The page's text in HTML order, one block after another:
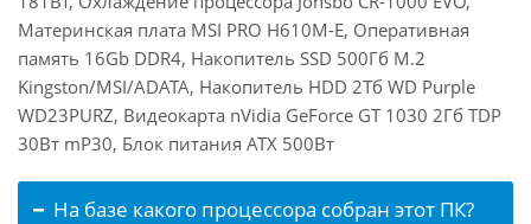
Материнская плата MSI PRO H610M-E, Оперативная
память 16Gb DDR4, Накопитель SSD 500Гб M.2
Kingston/MSI/ADATA, Накопитель HDD 2Тб WD Purple
WD23PURZ, Видеокарта nVidia GeForce GT 1030 2Гб TDP
30Вт mP30, Блок питания ATX 500Вт
На базе какого процессора собран этот ПК?